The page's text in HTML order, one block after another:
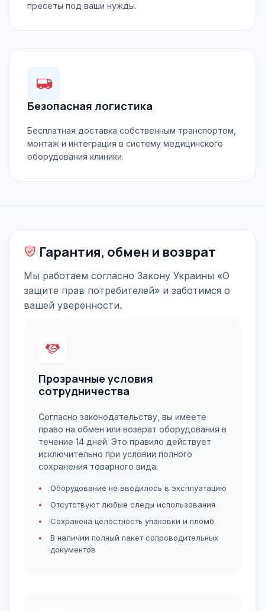
пресеты под ваши нужды.
Безопасная логистика
Бесплатная доставка собственным транспортом,
монтаж и интеграция в систему медицинского
оборудования клиники.
Гарантия, обмен и возврат
Мы работаем согласно Закону Украины «О
защите прав потребителей» и заботимся о
вашей уверенности.
Прозрачные условия
сотрудничества
Согласно законодательству, вы имеете
право на обмен или возврат оборудования в
течение 14 дней. Это правило действует
исключительно при условии полного
сохранения товарного вида:
Оборудование не вводилось в эксплуатацию
Отсутствуют любые следы использования
Сохранена целостность упаковки и пломб
В наличии полный пакет сопроводительных
документов